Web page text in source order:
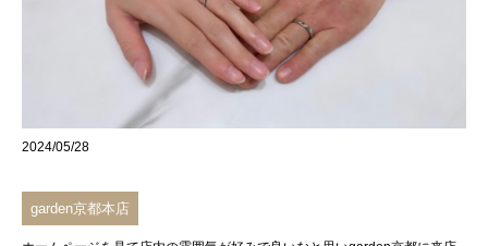
2024/05/28
garden京都本店